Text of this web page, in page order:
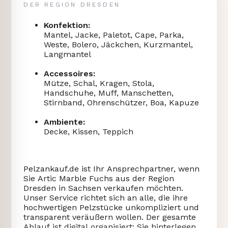
DER REGION DRESDEN
Konfektion:
Mantel, Jacke, Paletot, Cape, Parka,
Weste, Bolero, Jäckchen, Kurzmantel,
Langmantel
Accessoires:
Mütze, Schal, Kragen, Stola,
Handschuhe, Muff, Manschetten,
Stirnband, Ohrenschützer, Boa, Kapuze
Ambiente:
Decke, Kissen, Teppich
Pelzankauf.de ist Ihr Ansprechpartner, wenn
Sie Artic Marble Fuchs aus der Region
Dresden in Sachsen verkaufen möchten.
Unser Service richtet sich an alle, die ihre
hochwertigen Pelzstücke unkompliziert und
transparent veräußern wollen. Der gesamte